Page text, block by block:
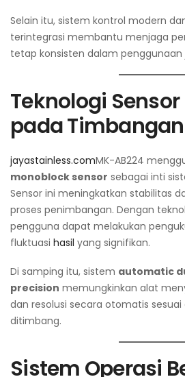
Selain itu, sistem kontrol modern
terintegrasi membantu menjaga
tetap konsisten dalam penggunaan
Teknologi
pada
jayastainless.comMK-AB224
monoblock sensor sebagai inti
Sensor ini meningkatkan stabilitas
proses penimbangan. Dengan
pengguna dapat melakukan
fluktuasi hasil yang signifikan.
Di samping itu, sistem automatic
precision memungkinkan alat
dan resolusi secara otomatis
ditimbang.
Sistem Operasi